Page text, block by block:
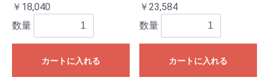
￥18,040
数量
カートに入れる
￥23,584
数量
カートに入れる